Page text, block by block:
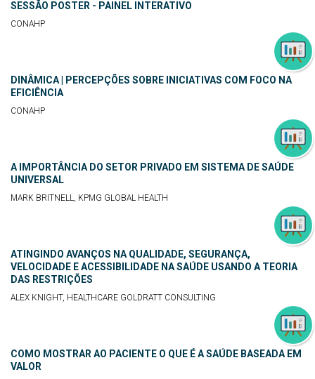
SESSÃO POSTER - PAINEL INTERATIVO
CONAHP
DINÂMICA | PERCEPÇÕES SOBRE INICIATIVAS COM FOCO NA
EFICIÊNCIA
CONAHP
A IMPORTÂNCIA DO SETOR PRIVADO EM SISTEMA DE SAÚDE
UNIVERSAL
MARK BRITNELL, KPMG GLOBAL HEALTH
ATINGINDO AVANÇOS NA QUALIDADE, SEGURANÇA,
VELOCIDADE E ACESSIBILIDADE NA SAÚDE USANDO A TEORIA
DAS RESTRIÇÕES
ALEX KNIGHT, HEALTHCARE GOLDRATT CONSULTING
COMO MOSTRAR AO PACIENTE O QUE É A SAÚDE BASEADA EM
VALOR